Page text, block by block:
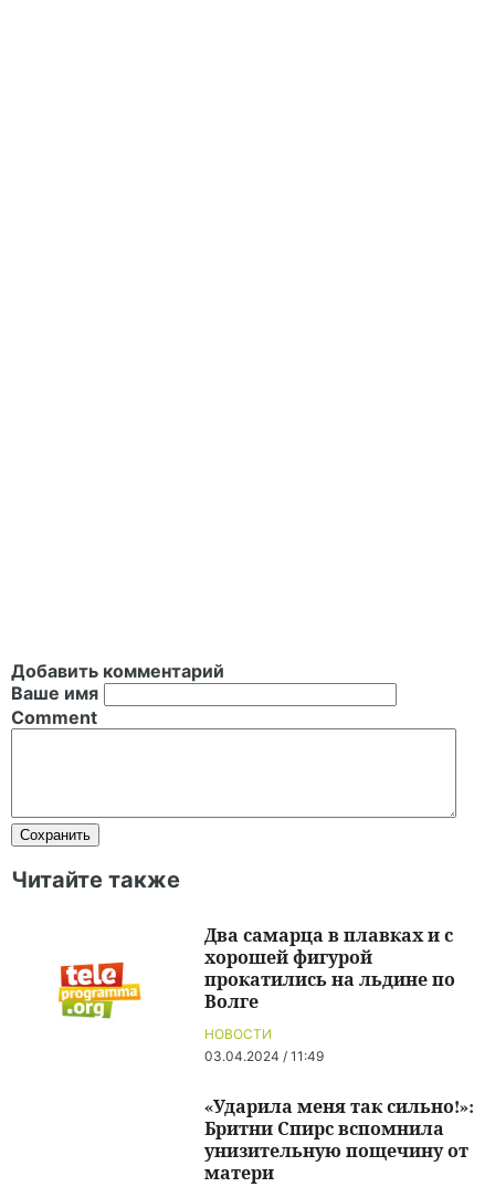
Добавить комментарий
Ваше имя
Comment
Читайте также
НОВОСТИ
03.04.2024 / 11:49
Два самарца в плавках и с
хорошей фигурой
прокатились на льдине по
Волге
«Ударила меня так сильно!»:
Бритни Спирс вспомнила
унизительную пощечину от
матери